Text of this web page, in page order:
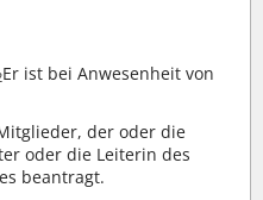
Er ist bei Anwesenheit von
der oder die
oder die Leiterin des
beantragt.